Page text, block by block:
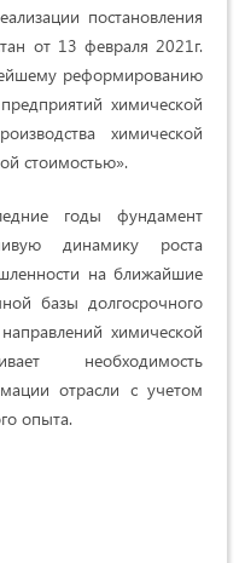
постановления
от 13 февраля 2021г.
реформированию
химической
химической
стоимостью».
годы фундамент
динамику роста
на ближайшие
базы долгосрочного
химической
необходимость
отрасли с учетом
опыта.